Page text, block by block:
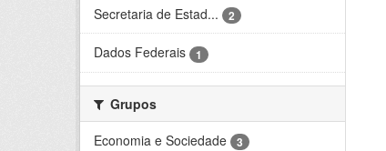
Secretaria de Estad...
2
Dados Federais 1
Grupos
Economia e Sociedade
3